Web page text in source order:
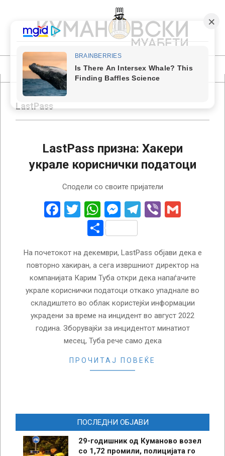
content
КУМАНОВСКИ
МУАБЕТИ
Primary
Navigation
MenuLastPass
LastPass призна: Хакери
украле кориснички податоци
Сподели со своите пријатели
Facebook
Twitter
WhatsApp
Messenger
Telegram
Viber
Share
На почетокот на декември, LastPass објави дека е
повторно хакиран, а сега извршниот директор на
компанијата Карим Туба откри дека напаѓачите
украле кориснички податоци откако упаднале во
складиштето во облак користејќи информации
украдени за време на инцидент во август 2022
година. Зборувајќи за инцидентот минатиот
месец, Туба рече само дека
ПРОЧИТАЈ ПОВЕЌЕ
ПОСЛЕДНИ ОБЈАВИ
29-годишник од Куманово возел
со 1,72 промили, полицијата го